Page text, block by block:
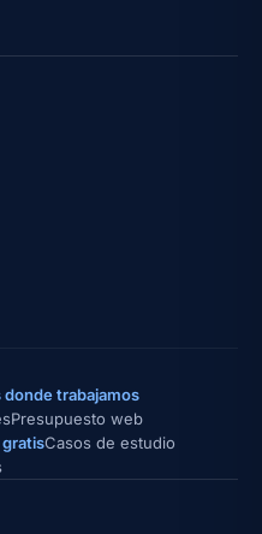
trabajamos
Presupuesto web
Casos de estudio